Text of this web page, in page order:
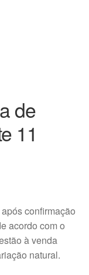
de
11
confirmação
acordo com o
à venda
natural.